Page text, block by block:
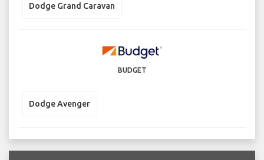
Dodge Grand Caravan
BUDGET
Dodge Avenger